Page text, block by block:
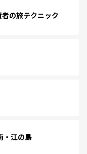
の旅テクニック
・江の島